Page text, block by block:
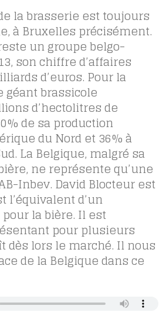
la brasserie est toujours
à Bruxelles précisément.
un groupe belgo-
son chiffre d’affaires
d’euros. Pour la
géant brassicole
d’hectolitres de
de sa production
du Nord et 36% à
La Belgique, malgré sa
ne représente qu’une
Inbev. David Blocteur est
l’équivalent d’un
la bière. Il est
pour plusieurs
dès lors le marché. Il nous
de la Belgique dans ce